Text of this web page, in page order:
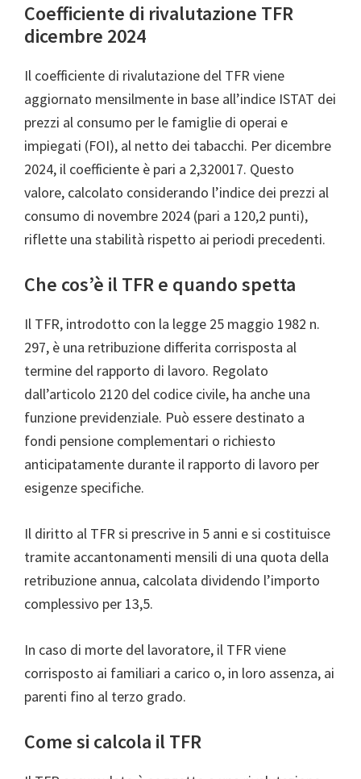
Coefficiente di rivalutazione TFR
dicembre 2024
Il coefficiente di rivalutazione del TFR viene
aggiornato mensilmente in base all’indice ISTAT dei
prezzi al consumo per le famiglie di operai e
impiegati (FOI), al netto dei tabacchi. Per dicembre
2024, il coefficiente è pari a 2,320017. Questo
valore, calcolato considerando l’indice dei prezzi al
consumo di novembre 2024 (pari a 120,2 punti),
riflette una stabilità rispetto ai periodi precedenti.
Che cos’è il TFR e quando spetta
Il TFR, introdotto con la legge 25 maggio 1982 n.
297, è una retribuzione differita corrisposta al
termine del rapporto di lavoro. Regolato
dall’articolo 2120 del codice civile, ha anche una
funzione previdenziale. Può essere destinato a
fondi pensione complementari o richiesto
anticipatamente durante il rapporto di lavoro per
esigenze specifiche.
Il diritto al TFR si prescrive in 5 anni e si costituisce
tramite accantonamenti mensili di una quota della
retribuzione annua, calcolata dividendo l’importo
complessivo per 13,5.
In caso di morte del lavoratore, il TFR viene
corrisposto ai familiari a carico o, in loro assenza, ai
parenti fino al terzo grado.
Come si calcola il TFR